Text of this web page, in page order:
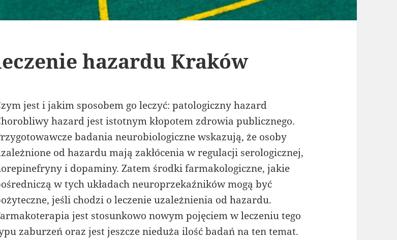
hazardu Kraków
jest i jakim sposobem go leczyć: patologiczny hazard
hazard jest istotnym kłopotem zdrowia publicznego.
badania neurobiologiczne wskazują, że osoby
od hazardu mają zakłócenia w regulacji serologicznej,
i dopaminy. Zatem środki farmakologiczne, jakie
w tych układach neuroprzekaźników mogą być
jeśli chodzi o leczenie uzależnienia od hazardu.
jest stosunkowo nowym pojęciem w leczeniu tego
zaburzeń oraz jest jeszcze nieduża ilość badań na ten temat.